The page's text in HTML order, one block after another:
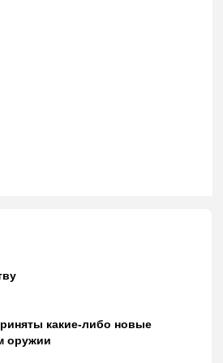
какие-либо новые
оружии